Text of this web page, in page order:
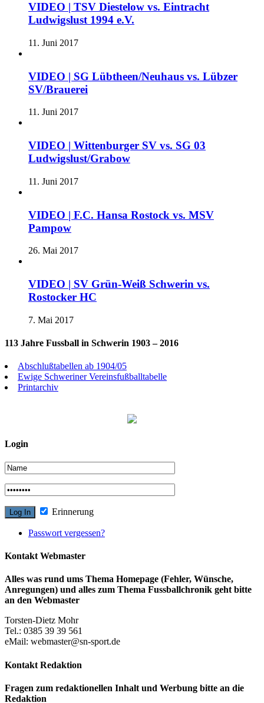
VIDEO | TSV Diestelow vs. Eintracht
Ludwigslust 1994 e.V.
11. Juni 2017
VIDEO | SG Lübtheen/Neuhaus vs. Lübzer
SV/Brauerei
11. Juni 2017
VIDEO | Wittenburger SV vs. SG 03
Ludwigslust/Grabow
11. Juni 2017
VIDEO | F.C. Hansa Rostock vs. MSV
Pampow
26. Mai 2017
VIDEO | SV Grün-Weiß Schwerin vs.
Rostocker HC
7. Mai 2017
113 Jahre Fussball in Schwerin 1903 – 2016
Abschlußtabellen ab 1904/05
Ewige Schweriner Vereinsfußballtabelle
Printarchiv
Login
Erinnerung
Passwort vergessen?
Kontakt Webmaster
Alles was rund ums Thema Homepage (Fehler, Wünsche,
Anregungen) und alles zum Thema Fussballchronik geht bitte
an den Webmaster
Torsten-Dietz Mohr
Tel.: 0385 39 39 561
eMail: webmaster@sn-sport.de
Kontakt Redaktion
Fragen zum redaktionellen Inhalt und Werbung bitte an die
Redaktion